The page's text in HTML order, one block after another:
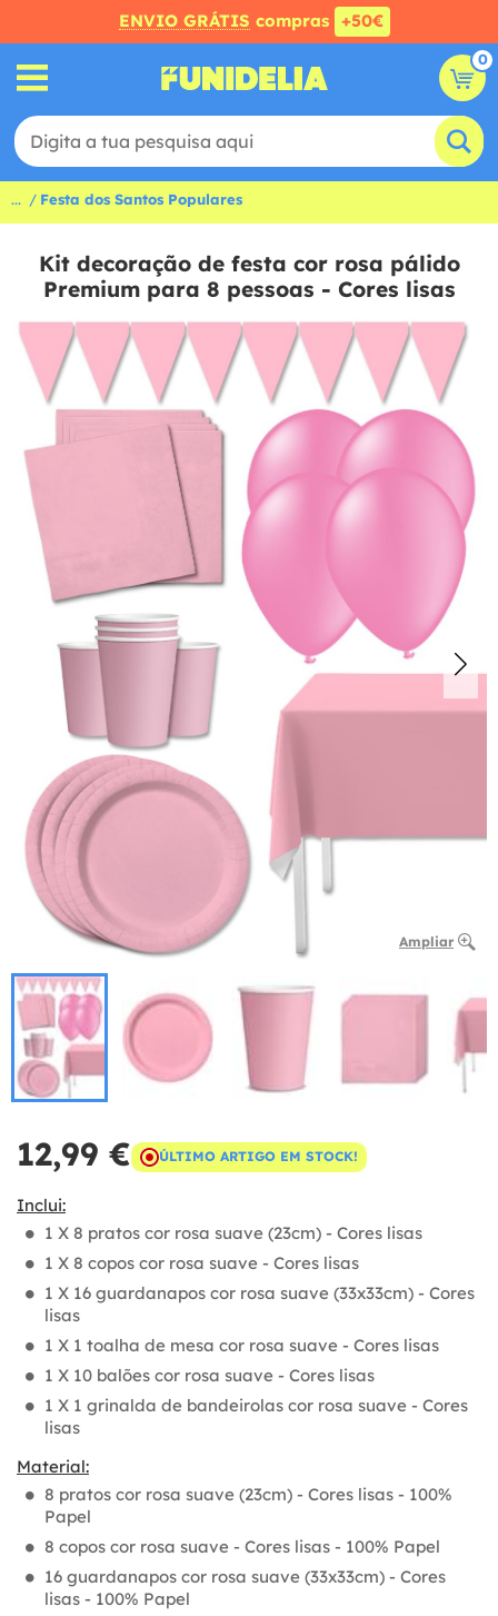
ENVIO GRÁTIS compras +50€
0
... Festa dos Santos Populares
Kit decoração de festa cor rosa pálido
Premium para 8 pessoas - Cores lisas
Ampliar
12,99 € ÚLTIMO ARTIGO EM STOCK!
Inclui:
1 X 8 pratos cor rosa suave (23cm) - Cores lisas
1 X 8 copos cor rosa suave - Cores lisas
1 X 16 guardanapos cor rosa suave (33x33cm) - Cores
lisas
1 X 1 toalha de mesa cor rosa suave - Cores lisas
1 X 10 balões cor rosa suave - Cores lisas
1 X 1 grinalda de bandeirolas cor rosa suave - Cores
lisas
Material:
8 pratos cor rosa suave (23cm) - Cores lisas - 100%
Papel
8 copos cor rosa suave - Cores lisas - 100% Papel
16 guardanapos cor rosa suave (33x33cm) - Cores
lisas - 100% Papel